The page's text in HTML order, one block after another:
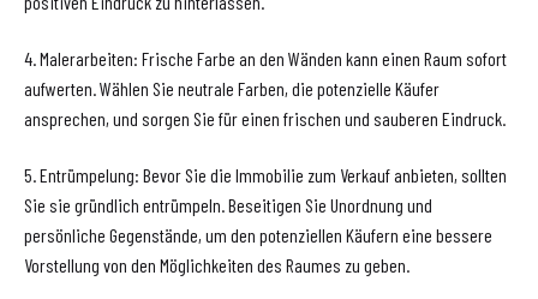
4. Malerarbeiten: Frische Farbe an den Wänden kann einen Raum sofort
aufwerten. Wählen Sie neutrale Farben, die potenzielle Käufer
ansprechen, und sorgen Sie für einen frischen und sauberen Eindruck.
5. Entrümpelung: Bevor Sie die Immobilie zum Verkauf anbieten, sollten
Sie sie gründlich entrümpeln. Beseitigen Sie Unordnung und
persönliche Gegenstände, um den potenziellen Käufern eine bessere
Vorstellung von den Möglichkeiten des Raumes zu geben.